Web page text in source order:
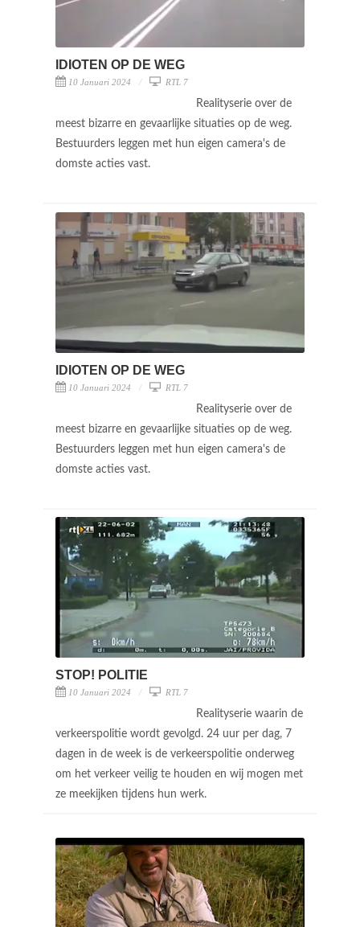
IDIOTEN OP DE WEG
10 Januari 2024 RTL 7
Realityserie over de
meest bizarre en gevaarlijke situaties op de weg.
Bestuurders leggen met hun eigen camera's de
domste acties vast.
IDIOTEN OP DE WEG
10 Januari 2024 RTL 7
Realityserie over de
meest bizarre en gevaarlijke situaties op de weg.
Bestuurders leggen met hun eigen camera's de
domste acties vast.
STOP! POLITIE
10 Januari 2024 RTL 7
Realityserie waarin de
verkeerspolitie wordt gevolgd. 24 uur per dag, 7
dagen in de week is de verkeerspolitie onderweg
om het verkeer veilig te houden en wij mogen met
ze meekijken tijdens hun werk.